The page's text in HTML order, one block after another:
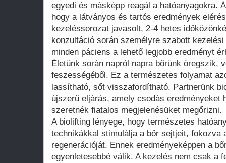
egyedi és másképp reagál a hatóanyagokra.
hogy a látványos és tartós eredmények
kezeléssorozat javasolt, 2-4 hetes
konzultáció során személyre szabott
minden páciens a lehető legjobb eredményt
Életünk során napról napra bőrünk öregszik,
feszességéből. Ez a természetes folyamat
lassítható, sőt visszafordítható. Partnerünk
újszerű eljárás, amely csodás eredményeket
szeretnék fiatalos megjelenésüket megőrizni.
A biolifting lényege, hogy természetes
technikákkal stimulálja a bőr sejtjeit, fokozva
regenerációját. Ennek eredményeképpen a
egyenletesebbé válik. A kezelés nem csak a